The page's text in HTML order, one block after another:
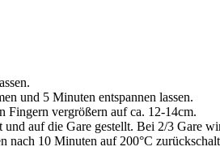
und 5 Minuten entspannen lassen.
Fingern vergrößern auf ca. 12-14cm.
auf die Gare gestellt. Bei 2/3 Gare
10 Minuten auf 200°C